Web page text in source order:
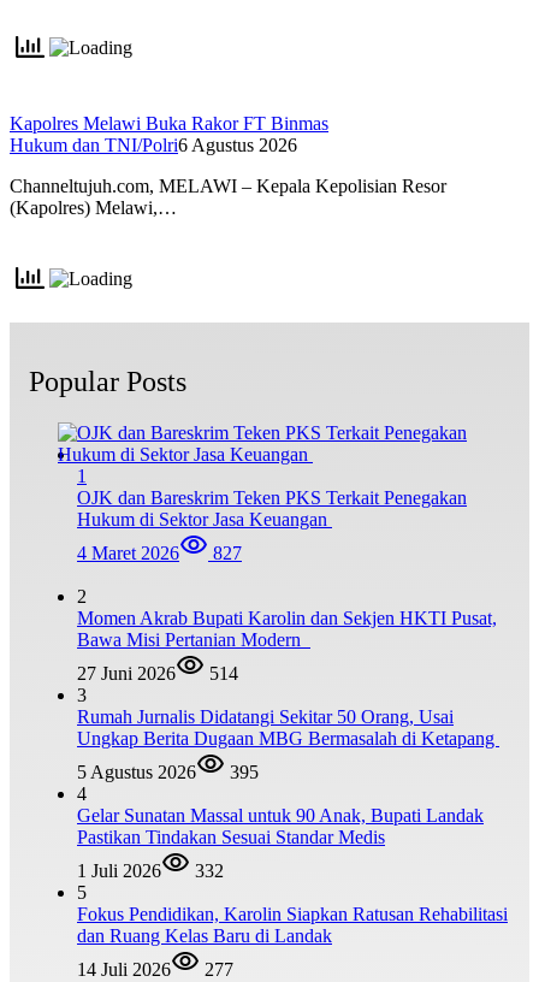
Kapolres Melawi Buka Rakor FT Binmas
Hukum dan TNI/Polri6 Agustus 2026
Channeltujuh.com, MELAWI – Kepala Kepolisian Resor
(Kapolres) Melawi,…
Popular Posts
1
OJK dan Bareskrim Teken PKS Terkait Penegakan
Hukum di Sektor Jasa Keuangan
4 Maret 2026
827
2
Momen Akrab Bupati Karolin dan Sekjen HKTI Pusat,
Bawa Misi Pertanian Modern
27 Juni 2026
514
3
Rumah Jurnalis Didatangi Sekitar 50 Orang, Usai
Ungkap Berita Dugaan MBG Bermasalah di Ketapang
5 Agustus 2026
395
4
Gelar Sunatan Massal untuk 90 Anak, Bupati Landak
Pastikan Tindakan Sesuai Standar Medis
1 Juli 2026
332
5
Fokus Pendidikan, Karolin Siapkan Ratusan Rehabilitasi
dan Ruang Kelas Baru di Landak
14 Juli 2026
277